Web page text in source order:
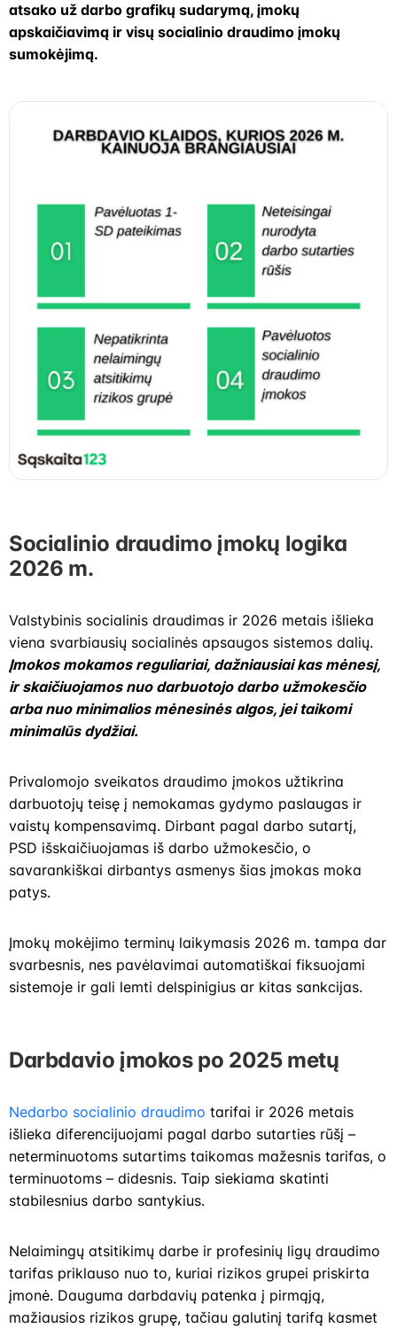
atsako už darbo grafikų sudarymą, įmokų
apskaičiavimą ir visų socialinio draudimo įmokų
sumokėjimą.
Socialinio draudimo įmokų logika
2026 m.
Valstybinis socialinis draudimas ir 2026 metais išlieka
viena svarbiausių socialinės apsaugos sistemos dalių.
Įmokos mokamos reguliariai, dažniausiai kas mėnesį,
ir skaičiuojamos nuo darbuotojo darbo užmokesčio
arba nuo minimalios mėnesinės algos, jei taikomi
minimalūs dydžiai.
Privalomojo sveikatos draudimo įmokos užtikrina
darbuotojų teisę į nemokamas gydymo paslaugas ir
vaistų kompensavimą. Dirbant pagal darbo sutartį,
PSD išskaičiuojamas iš darbo užmokesčio, o
savarankiškai dirbantys asmenys šias įmokas moka
patys.
Įmokų mokėjimo terminų laikymasis 2026 m. tampa dar
svarbesnis, nes pavėlavimai automatiškai fiksuojami
sistemoje ir gali lemti delspinigius ar kitas sankcijas.
Darbdavio įmokos po 2025 metų
Nedarbo socialinio draudimo tarifai ir 2026 metais
išlieka diferencijuojami pagal darbo sutarties rūšį –
neterminuotoms sutartims taikomas mažesnis tarifas, o
terminuotoms – didesnis. Taip siekiama skatinti
stabilesnius darbo santykius.
Nelaimingų atsitikimų darbe ir profesinių ligų draudimo
tarifas priklauso nuo to, kuriai rizikos grupei priskirta
įmonė. Dauguma darbdavių patenka į pirmąją,
mažiausios rizikos grupę, tačiau galutinį tarifą kasmet